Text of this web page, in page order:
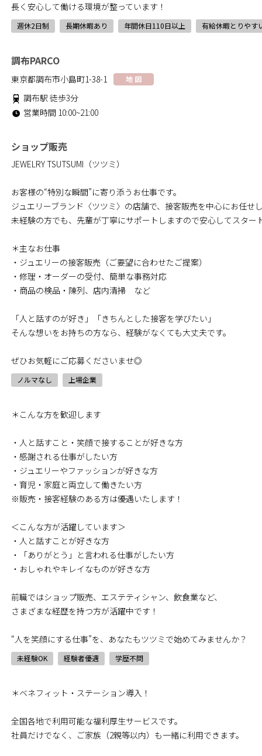
長く安心して働ける環境が整っています！
週休2日制 長期休暇あり 年間休日110日以上 有給休暇とりやす
調布PARCO
東京都調布市小島町1-38-1 地 図
調布駅 徒歩3分
営業時間 10:00~21:00
ショップ販売
JEWELRY TSUTSUMI（ツツミ）
お客様の“特別な瞬間”に寄り添うお仕事です。
ジュエリーブランド〈ツツミ〉の店舗で、接客販売を中心にお任せし
未経験の方でも、先輩が丁寧にサポートしますので安心してスター
＊主なお仕事
・ジュエリーの接客販売（ご要望に合わせたご提案）
・修理・オーダーの受付、簡単な事務対応
・商品の検品・陳列、店内清掃 など
「人と話すのが好き」「きちんとした接客を学びたい」
そんな想いをお持ちの方なら、経験がなくても大丈夫です。
ぜひお気軽にご応募くださいませ◎
ノルマなし 上場企業
＊こんな方を歓迎します
・人と話すこと・笑顔で接することが好きな方
・感謝される仕事がしたい方
・ジュエリーやファッションが好きな方
・育児・家庭と両立して働きたい方
※販売・接客経験のある方は優遇いたします！
＜こんな方が活躍しています＞
・人と話すことが好きな方
・「ありがとう」と言われる仕事がしたい方
・おしゃれやキレイなものが好きな方
前職ではショップ販売、エステティシャン、飲食業など、
さまざまな経歴を持つ方が活躍中です！
“人を笑顔にする仕事”を、あなたもツツミで始めてみませんか？
未経験OK 経験者優遇 学歴不問
＊ベネフィット・ステーション導入！
全国各地で利用可能な福利厚生サービスです。
社員だけでなく、ご家族（2親等以内）も一緒に利用できます。